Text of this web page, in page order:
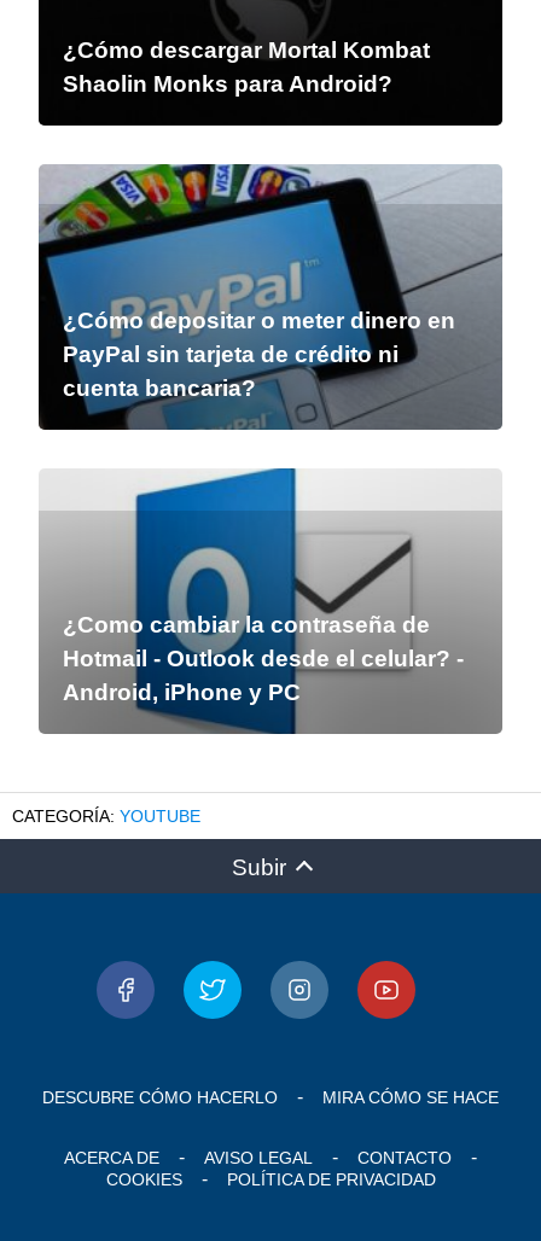
¿Cómo descargar Mortal Kombat
Shaolin Monks para Android?
¿Cómo depositar o meter dinero en
PayPal sin tarjeta de crédito ni
cuenta bancaria?
¿Como cambiar la contraseña de
Hotmail - Outlook desde el celular? -
Android, iPhone y PC
YOUTUBE
Subir
DESCUBRE CÓMO HACERLO MIRA CÓMO SE HACE
ACERCA DE AVISO LEGAL
CONTACTO
COOKIES
POLÍTICA DE PRIVACIDAD